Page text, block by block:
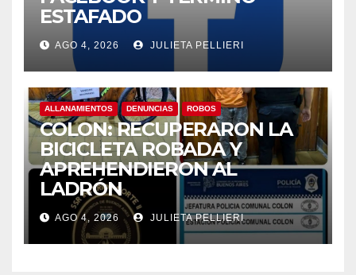
ESTAFADO
AGO 4, 2026 JULIETA PELLIERI
ALLANAMIENTOS DENUNCIAS ROBOS
COLON: RECUPERARON LA
BICICLETA ROBADA Y
APREHENDIERON AL
LADRÓN
AGO 4, 2026 JULIETA PELLIERI